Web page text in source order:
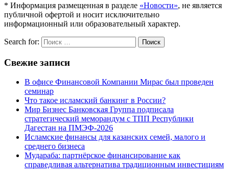
* Информация размещенная в разделе «Новости», не является
публичной офертой и носит исключительно
информационный или образовательный характер.
Search for: Поиск
Свежие записи
В офисе Финансовой Компании Мирас был проведен
семинар
Что такое исламский банкинг в России?
Мир Бизнес Банковская Группа подписала
стратегический меморандум с ТПП Республики
Дагестан на ПМЭФ-2026
Исламские финансы для казанских семей, малого и
среднего бизнеса
Мудараба: партнёрское финансирование как
справедливая альтернатива традиционным инвестициям